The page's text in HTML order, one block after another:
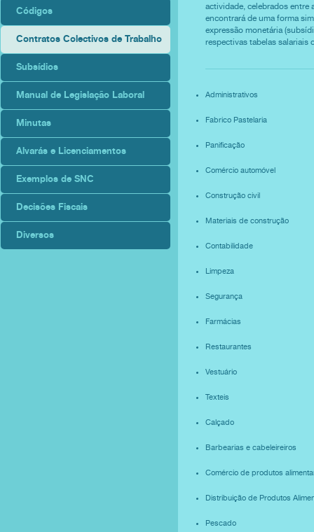
Códigos
Contratos Colectivos de Trabalho
Subsídios
Manual de Legislação Laboral
Minutas
Alvarás e Licenciamentos
Exemplos de SNC
Decisões Fiscais
Diversos
actividade, celebrados entre
encontrará de uma forma
expressão monetária
respectivas tabelas salariais
Administrativos
Fabrico Pastelaria
Panificação
Comércio automóvel
Construção civil
Materiais de construção
Contabilidade
Limpeza
Segurança
Farmácias
Restaurantes
Vestuário
Texteis
Calçado
Barbearias e cabeleireiros
Comércio de produtos
Distribuição de Produtos
Pescado